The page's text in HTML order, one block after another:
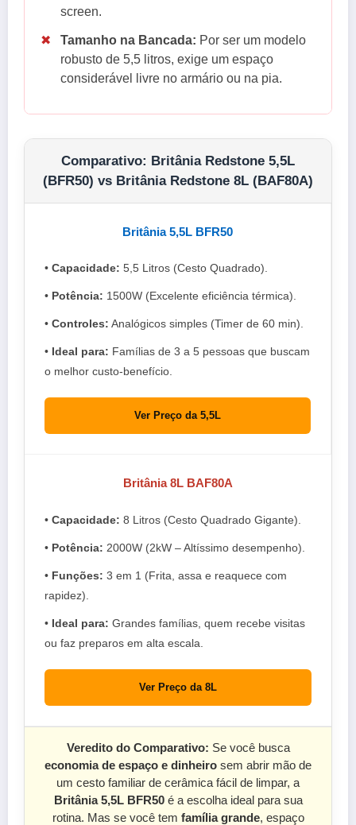
screen.
✖ Tamanho na Bancada: Por ser um modelo
robusto de 5,5 litros, exige um espaço
considerável livre no armário ou na pia.
Comparativo: Britânia Redstone 5,5L
(BFR50) vs Britânia Redstone 8L (BAF80A)
Britânia 5,5L BFR50
• Capacidade: 5,5 Litros (Cesto Quadrado).
• Potência: 1500W (Excelente eficiência térmica).
• Controles: Analógicos simples (Timer de 60 min).
• Ideal para: Famílias de 3 a 5 pessoas que buscam
o melhor custo-benefício.
Ver Preço da 5,5L
Britânia 8L BAF80A
• Capacidade: 8 Litros (Cesto Quadrado Gigante).
• Potência: 2000W (2kW – Altíssimo desempenho).
• Funções: 3 em 1 (Frita, assa e reaquece com
rapidez).
• Ideal para: Grandes famílias, quem recebe visitas
ou faz preparos em alta escala.
Ver Preço da 8L
Veredito do Comparativo: Se você busca
economia de espaço e dinheiro sem abrir mão de
um cesto familiar de cerâmica fácil de limpar, a
Britânia 5,5L BFR50é a escolha ideal para sua
rotina. Mas se você tem família grande, espaço